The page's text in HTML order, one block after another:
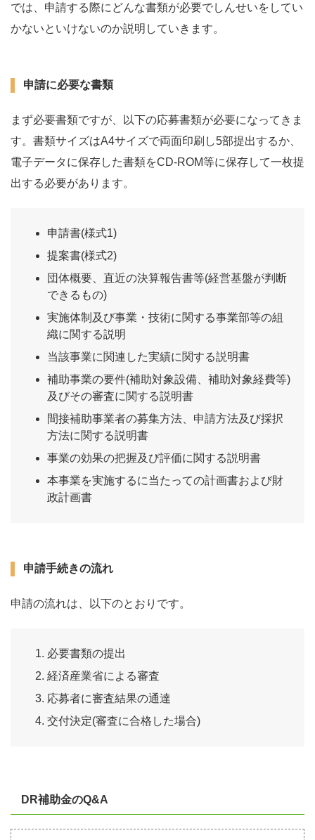
では、申請する際にどんな書類が必要でしんせいをしてい
かないといけないのか説明していきます。
申請に必要な書類
まず必要書類ですが、以下の応募書類が必要になってきま
す。書類サイズはA4サイズで両面印刷し5部提出するか、
電子データに保存した書類をCD-ROM等に保存して一枚提
出する必要があります。
申請書(様式1)
提案書(様式2)
団体概要、直近の決算報告書等(経営基盤が判断
できるもの)
実施体制及び事業・技術に関する事業部等の組
織に関する説明
当該事業に関連した実績に関する説明書
補助事業の要件(補助対象設備、補助対象経費等)
及びその審査に関する説明書
間接補助事業者の募集方法、申請方法及び採択
方法に関する説明書
事業の効果の把握及び評価に関する説明書
本事業を実施するに当たっての計画書および財
政計画書
申請手続きの流れ
申請の流れは、以下のとおりです。
必要書類の提出
経済産業省による審査
応募者に審査結果の通達
交付決定(審査に合格した場合)
DR補助金のQ&A